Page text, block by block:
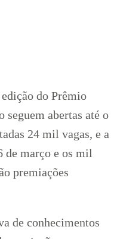
do Prêmio
abertas até o
24 mil vagas, e a
de março e os mil
premiações
de conhecimentos